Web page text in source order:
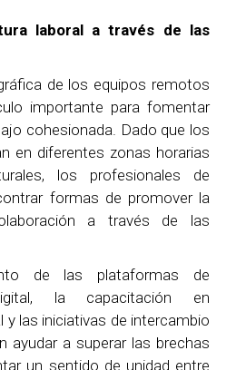
laboral a través de las
de los equipos remotos
importante para fomentar
cohesionada. Dado que los
en diferentes zonas horarias
los profesionales de
formas de promover la
a través de las
de las plataformas de
la capacitación en
y las iniciativas de intercambio
ayudar a superar las brechas
un sentido de unidad entre